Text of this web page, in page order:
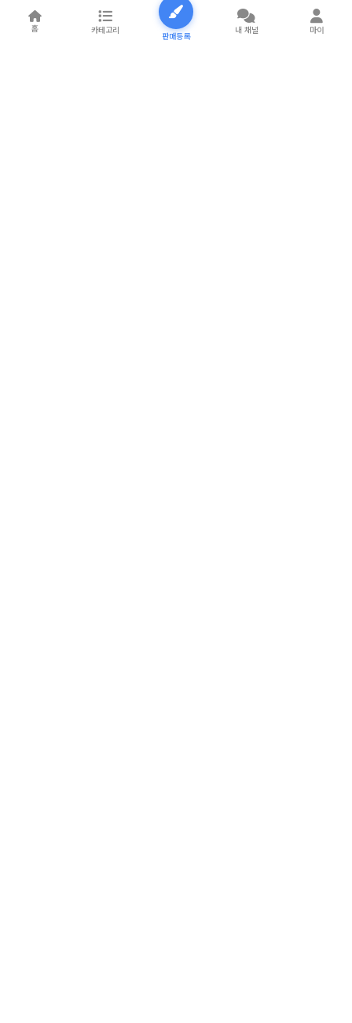
홈 카테고리 판매등록 내 채널 마이